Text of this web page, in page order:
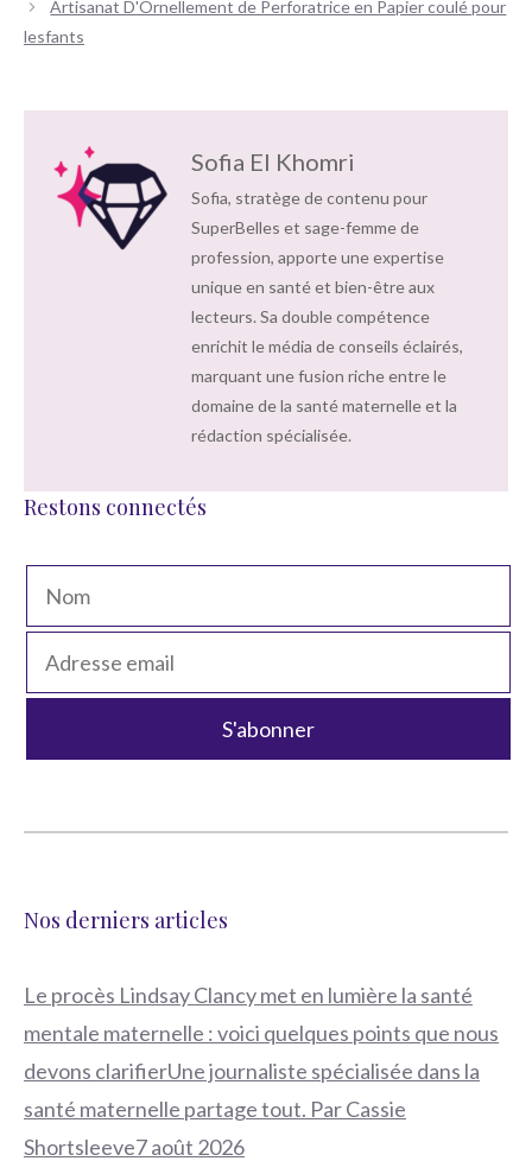
Artisanat D'Ornellement de Perforatrice en Papier coulé pour
lesfants
Sofia El Khomri
Sofia, stratège de contenu pour
SuperBelles et sage-femme de
profession, apporte une expertise
unique en santé et bien-être aux
lecteurs. Sa double compétence
enrichit le média de conseils éclairés,
marquant une fusion riche entre le
domaine de la santé maternelle et la
rédaction spécialisée.
Restons connectés
Nos derniers articles
Le procès Lindsay Clancy met en lumière la santé
mentale maternelle : voici quelques points que nous
devons clarifierUne journaliste spécialisée dans la
santé maternelle partage tout. Par Cassie
Shortsleeve7 août 2026